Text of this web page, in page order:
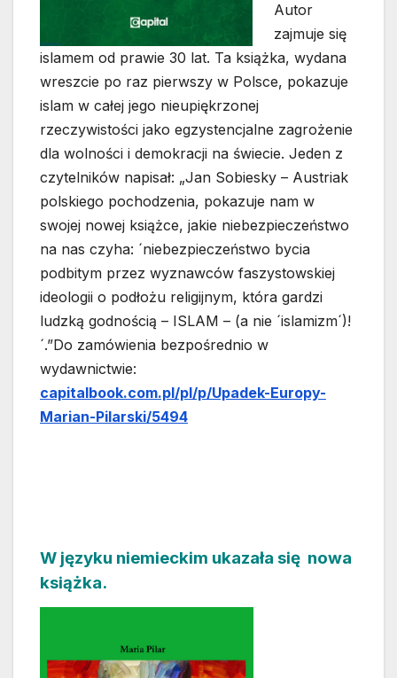
Autor
zajmuje się
islamem od prawie 30 lat. Ta książka, wydana
wreszcie po raz pierwszy w Polsce, pokazuje
islam w całej jego nieupiękrzonej
rzeczywistości jako egzystencjalne zagrożenie
dla wolności i demokracji na świecie. Jeden z
czytelników napisał: „Jan Sobiesky – Austriak
polskiego pochodzenia, pokazuje nam w
swojej nowej książce, jakie niebezpieczeństwo
na nas czyha: ´niebezpieczeństwo bycia
podbitym przez wyznawców faszystowskiej
ideologii o podłożu religijnym, która gardzi
ludzką godnością – ISLAM – (a nie ´islamizm´)!
´.”Do zamówienia bezpośrednio w
wydawnictwie:
capitalbook.com.pl/pl/p/Upadek-Europy-
Marian-Pilarski/5494
W języku niemieckim ukazała się nowa
książka.